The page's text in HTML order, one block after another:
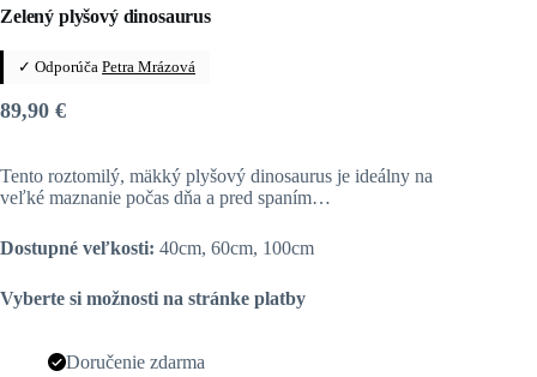
Zelený plyšový dinosaurus
✓ Odporúča Petra Mrázová
89,90 €
Tento roztomilý, mäkký plyšový dinosaurus je ideálny na
veľké maznanie počas dňa a pred spaním…
Dostupné veľkosti: 40cm, 60cm, 100cm
Vyberte si možnosti na stránke platby
Doručenie zdarma